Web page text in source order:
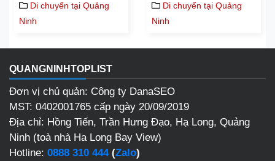
Di chuyển tại Quảng
Ninh
Di chuyển tại Quảng
Ninh
QUANGNINHTOPLIST
Đơn vị chủ quản: Công ty DanaSEO
MST: 0402001765 cấp ngày 20/09/2019
Địa chỉ: Hồng Tiến, Trần Hưng Đạo, Hạ Long, Quảng
Ninh (toà nhà Ha Long Bay View)
Hotline: 0888 310 444(Zalo)